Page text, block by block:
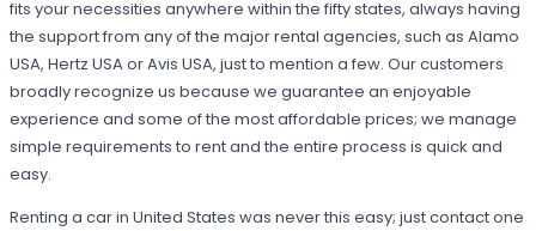
fits your necessities anywhere within the fifty states, always having
the support from any of the major rental agencies, such as Alamo
USA, Hertz USA or Avis USA, just to mention a few. Our customers
broadly recognize us because we guarantee an enjoyable
experience and some of the most affordable prices; we manage
simple requirements to rent and the entire process is quick and
easy.
Renting a car in United States was never this easy; just contact one